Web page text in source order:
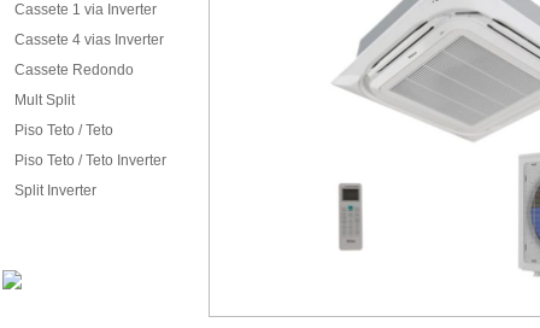
Cassete 1 via Inverter
Cassete 4 vias Inverter
Cassete Redondo
Mult Split
Piso Teto / Teto
Piso Teto / Teto Inverter
Split Inverter